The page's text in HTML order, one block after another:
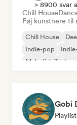
> 8900 svar
Chill House
Føj kunstnere til
Chill House
Indie-pop
Melodisk Techno
Gobi